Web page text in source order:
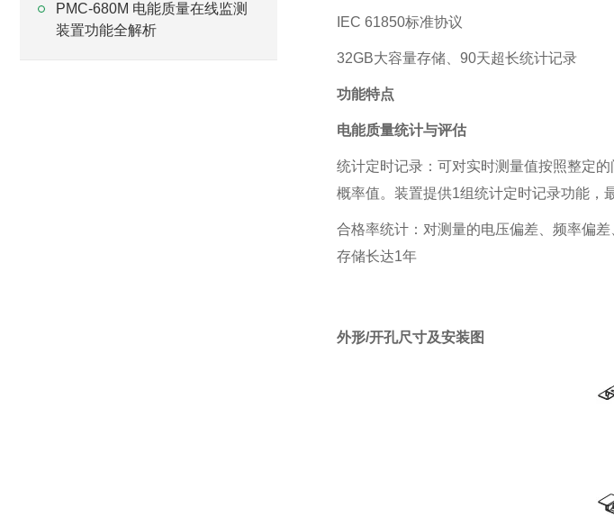
PMC-680M 电能质量在线监测
装置功能全解析
IEC 61850标准协议
32GB大容量存储、90天超长统计记录
功能特点
电能质量统计与评估
统计定时记录：可对实时测量值按照整定
概率值。装置提供1组统计定时记录功能，
合格率统计：对测量的电压偏差、频率偏
存储长达1年
外形/开孔尺寸及安装图